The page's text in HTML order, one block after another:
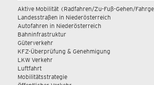
Aktive Mobilität (Radfahren/Zu-Fuß-Gehen/
Landesstraßen in Niederösterreich
Autofahren in Niederösterreich
Bahninfrastruktur
Güterverkehr
KFZ-Überprüfung & Genehmigung
LKW Verkehr
Luftfahrt
Mobilitätsstrategie